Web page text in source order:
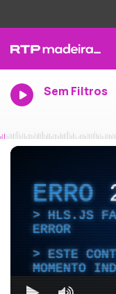
Sem Filtros
ERRO
HLS.JS
ERROR
ESTE
MOMENTO